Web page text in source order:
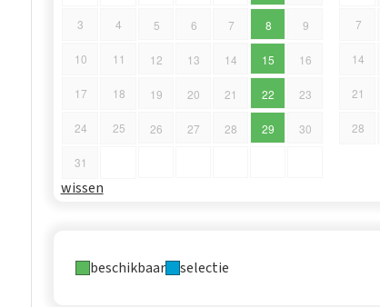
3 4 5 6 7 8 9
10 11 12 13 14 15 16
17 18 19 20 21 22 23
24 25 26 27 28 29 30
31
7
14
21
28
wissen
beschikbaar selectie